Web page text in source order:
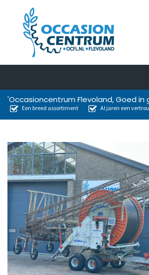
'Occasioncentrum Flevoland, Goed in
Een breed assortiment Al jaren een